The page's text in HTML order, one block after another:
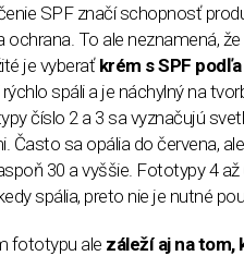
SPF značí schopnosť
ochrana. To ale neznamená,
je vyberaťkrém s SPF
spáli a je náchylný na
číslo 2 a 3 sa vyznačujú
Často sa opália do červena,
30 a vyššie. Fototypy 4
spália, preto nie je nutné
fototypu ale záleží aj na tom,